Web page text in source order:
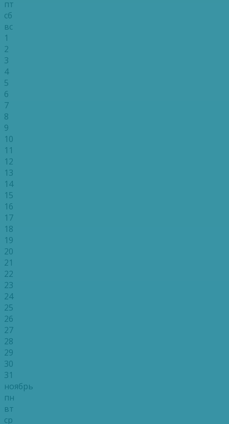
пт
сб
вс
1
2
3
4
5
6
7
8
9
10
11
12
13
14
15
16
17
18
19
20
21
22
23
24
25
26
27
28
29
30
31
ноябрь
пн
вт
ср